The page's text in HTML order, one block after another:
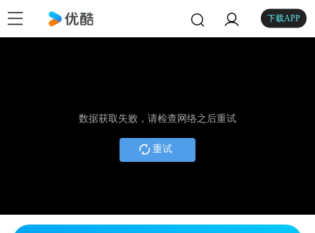
下载APP
数据获取失败，请检查网络之后重试
重试